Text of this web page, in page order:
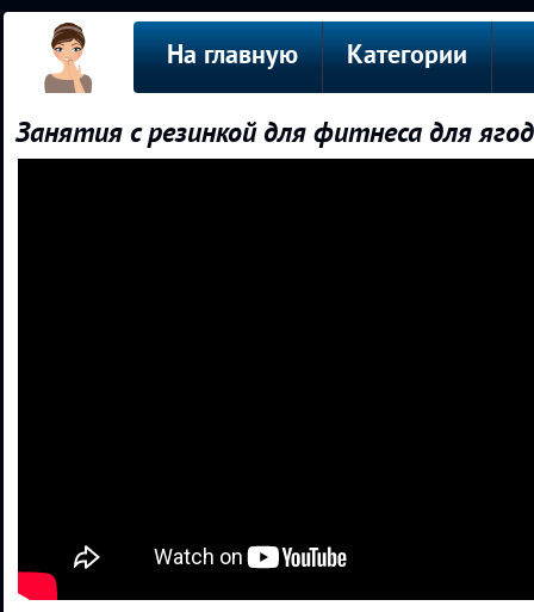
На главную Категории
Занятия с резинкой для фитнеса для